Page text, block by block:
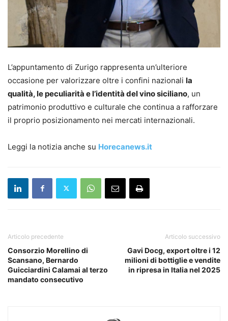
L’appuntamento di Zurigo rappresenta un’ulteriore
occasione per valorizzare oltre i confini nazionali la
qualità, le peculiarità e l’identità del vino siciliano, un
patrimonio produttivo e culturale che continua a rafforzare
il proprio posizionamento nei mercati internazionali.
Leggi la notizia anche su Horecanews.it
Articolo precedente
Consorzio Morellino di
Scansano, Bernardo
Guicciardini Calamai al terzo
mandato consecutivo
Articolo successivo
Gavi Docg, export oltre i 12
milioni di bottiglie e vendite
in ripresa in Italia nel 2025